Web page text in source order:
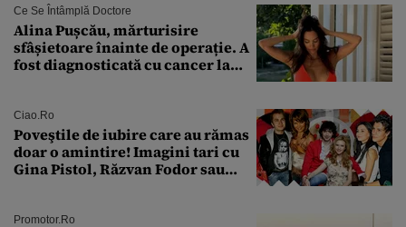
București. Pe ce dată ninge
Ce Se Întâmplă Doctore
Alina Pușcău, mărturisire
sfâșietoare înainte de operație. A
fost diagnosticată cu cancer la
îmi salvez viața”
Ciao.ro
Poveştile de iubire care au rămas
doar o amintire! Imagini tari cu
Gina Pistol, Răzvan Fodor sau
Promotor.ro